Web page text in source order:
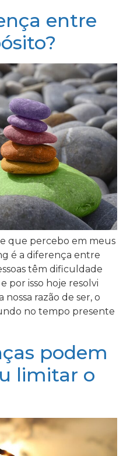
entre
que percebo em meus
é a diferença entre
têm dificuldade
por isso hoje resolvi
nossa razão de ser, o
no tempo presente
podem
limitar o